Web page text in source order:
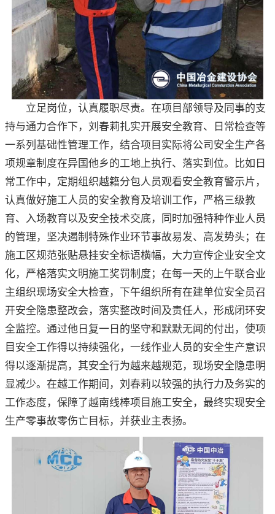
立足岗位，认真履职尽责。在项目部领导及同事的支
持与通力合作下，刘春莉扎实开展安全教育、日常检查等
一系列基础性管理工作，结合项目实际将公司安全生产各
项规章制度在异国他乡的工地上执行、落实到位。比如日
常工作中，定期组织越籍分包人员观看安全教育警示片，
认真做好施工人员的安全教育及培训工作，严格三级教
育、入场教育以及安全技术交底，同时加强特种作业人员
的管理，坚决遏制特殊作业环节事故易发、高发势头；在
施工区规范张贴悬挂安全标语横幅，大力宣传企业安全文
化，严格落实文明施工奖罚制度；在每一天的上午联合业
主组织现场安全大检查，下午组织所有在建单位安全员召
开安全隐患整改会，落实整改时间及责任人，形成闭环安
全监控。通过他日复一日的坚守和默默无闻的付出，使项
目安全工作得以持续强化，一线作业人员的安全生产意识
得以逐渐提高，其安全行为越来越规范，现场安全隐患明
显减少。在越工作期间，刘春莉以较强的执行力及务实的
工作态度，保障了越南线棒项目施工安全，最终实现安全
生产零事故零伤亡目标，并获业主表扬。